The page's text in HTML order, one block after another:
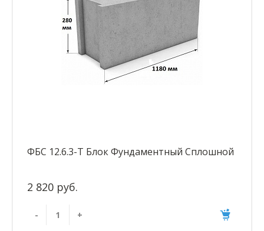
ФБС 12.6.3-Т Блок Фундаментный Сплошной
2 820 руб.
- +